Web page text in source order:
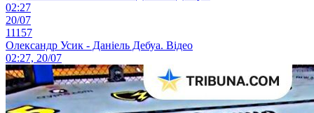
02:27
20/07
11157
Олександр Усик - Даніель Дебуа. Відео
02:27, 20/07